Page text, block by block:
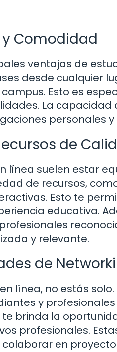
y Comodidad
ventajas de
desde cualquier
Esto es
La
personales
de
línea suelen estar
de recursos,
Esto te
educativa.
y relevante.
de
línea, no estás
y
te brinda la
profesionales.
en